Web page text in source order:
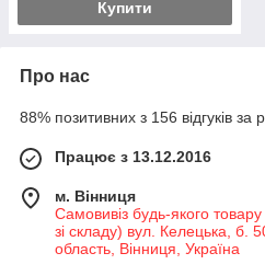
Купити
Про нас
88% позитивних з 156 відгуків за
Працює з 13.12.2016
м. Вінниця
Самовивіз будь-якого
зі складу) вул. Келецька, б.
область, Вінниця, Україна